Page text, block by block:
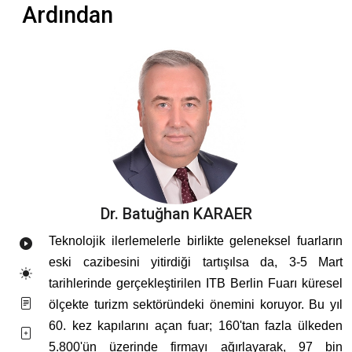
Ardından
Dr. Batuğhan KARAER
Teknolojik ilerlemelerle birlikte geleneksel fuarların
eski cazibesini yitirdiği tartışılsa da, 3-5 Mart
tarihlerinde gerçekleştirilen ITB Berlin Fuarı küresel
ölçekte turizm sektöründeki önemini koruyor. Bu yıl
60. kez kapılarını açan fuar; 160'tan fazla ülkeden
5.800'ün üzerinde firmayı ağırlayarak, 97 bin